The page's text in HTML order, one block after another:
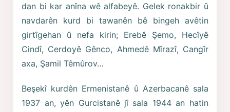
dan bi kar anîna wê alfabeyê. Gelek ronakbir û
navdarên kurd bi tawanên bê bingeh avêtin
girtîgehan û nefa kirin; Erebê Şemo, Hecîyê
Cindî, Cerdoyê Gênco, Ahmedê Mîrazî, Cangîr
axa, Şamil Têmûrov…
Beşekî kurdên Ermenistanê û Azerbacanê sala
1937 an, yên Gurcistanê jî sala 1944 an hatin